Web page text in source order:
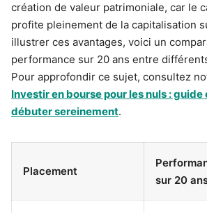
création de valeur patrimoniale, car le
profite pleinement de la capitalisation
illustrer ces avantages, voici un
performance sur 20 ans entre
Pour approfondir ce sujet, consultez
Investir en bourse pour les nuls :
débuter sereinement.
Placement
sur 20